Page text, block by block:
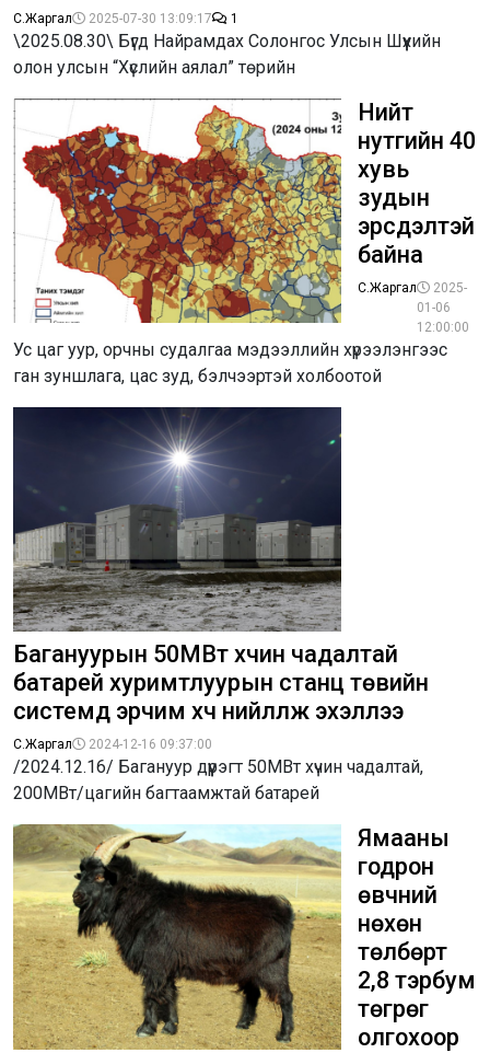
С.Жаргал 2025-07-30 13:09:17 1
\2025.08.30\ Бүгд Найрамдах Солонгос Улсын Шүүхийн
олон улсын “Хүслийн аялал” төрийн
Нийт
нутгийн 40
хувь
зудын
эрсдэлтэй
байна
С.Жаргал
2025-
01-06
12:00:00
Ус цаг уур, орчны судалгаа мэдээллийн хүрээлэнгээс
ган зуншлага, цас зуд, бэлчээртэй холбоотой
Багануурын 50МВт хүчин чадалтай
батарей хуримтлуурын станц төвийн
системд эрчим хүч нийлүүлж эхэллээ
С.Жаргал 2024-12-16 09:37:00
/2024.12.16/ Багануур дүүрэгт 50МВт хүчин чадалтай,
200МВт/цагийн багтаамжтай батарей
Ямааны
годрон
өвчний
нөхөн
төлбөрт
2,8 тэрбум
төгрөг
олгохоор